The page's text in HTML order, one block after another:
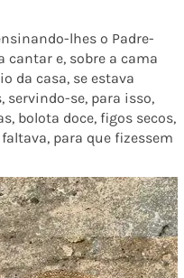
lhes o Padre-
cantar e, sobre a cama
da casa, se estava
servindo-se, para isso,
bolota doce, figos secos,
para que fizessem